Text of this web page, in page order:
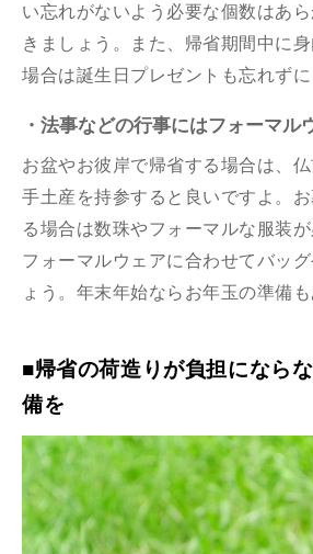
い忘れがないよう必要な個数はあ
きましょう。また、帰省期間中に
場合は誕生日プレゼントも忘れずに
・法事などの行事にはフォーマル
お盆やお彼岸で帰省する場合は、
手土産を持参すると良いですよ。
る場合は数珠やフォーマルな服装が
フォーマルウェアに合わせてバッ
ょう。年末年始ならお年玉の準備も
■帰省の荷造りが負担になら
備を